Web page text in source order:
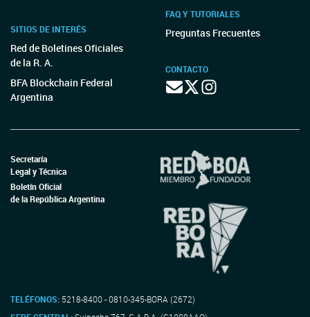
SITIOS DE INTERÉS
Red de Boletines Oficiales
de la R. A.
BFA Blockchain Federal
Argentina
FAQ Y TUTORIALES
Preguntas Frecuentes
CONTACTO
Secretaría
Legal y Técnica
Boletín Oficial
de la República Argentina
TELÉFONOS: 5218-8400 - 0810-345-BORA (2672)